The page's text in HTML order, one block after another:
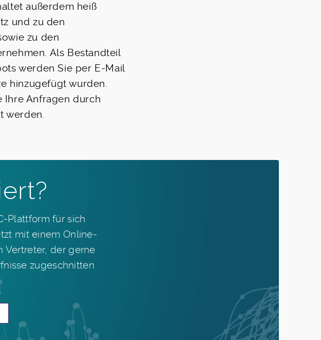
außerdem heiß
und zu den
zu den
Als Bestandteil
werden Sie per E-Mail
hinzugefügt wurden.
Ihre Anfragen durch
werden.
Plattform für sich
mit einem Online-
Vertreter, der gerne
zugeschnitten